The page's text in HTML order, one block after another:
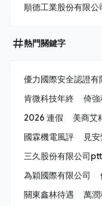
順德工業股份有限公
熱門關鍵字
優力國際安全認證有
肯微科技年終
倚
2026 連假
美商艾
國霖機電風評
見
三久股份有限公司ptt
為穎國際有限公司
關東鑫林待遇
萬潤